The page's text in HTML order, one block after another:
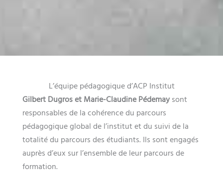
L’équipe pédagogique d’ACP Institut
Gilbert Dugros et Marie-Claudine Pédemaysont
responsables de la cohérence du parcours
pédagogique global de l’institut et du suivi de la
totalité du parcours des étudiants. Ils sont engagés
auprès d’eux sur l’ensemble de leur parcours de
formation.